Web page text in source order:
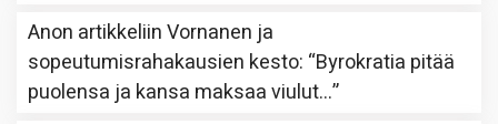
Anon artikkeliinVornanen ja
sopeutumisrahakausien kesto: “Byrokratia pitää
puolensa ja kansa maksaa viulut…”